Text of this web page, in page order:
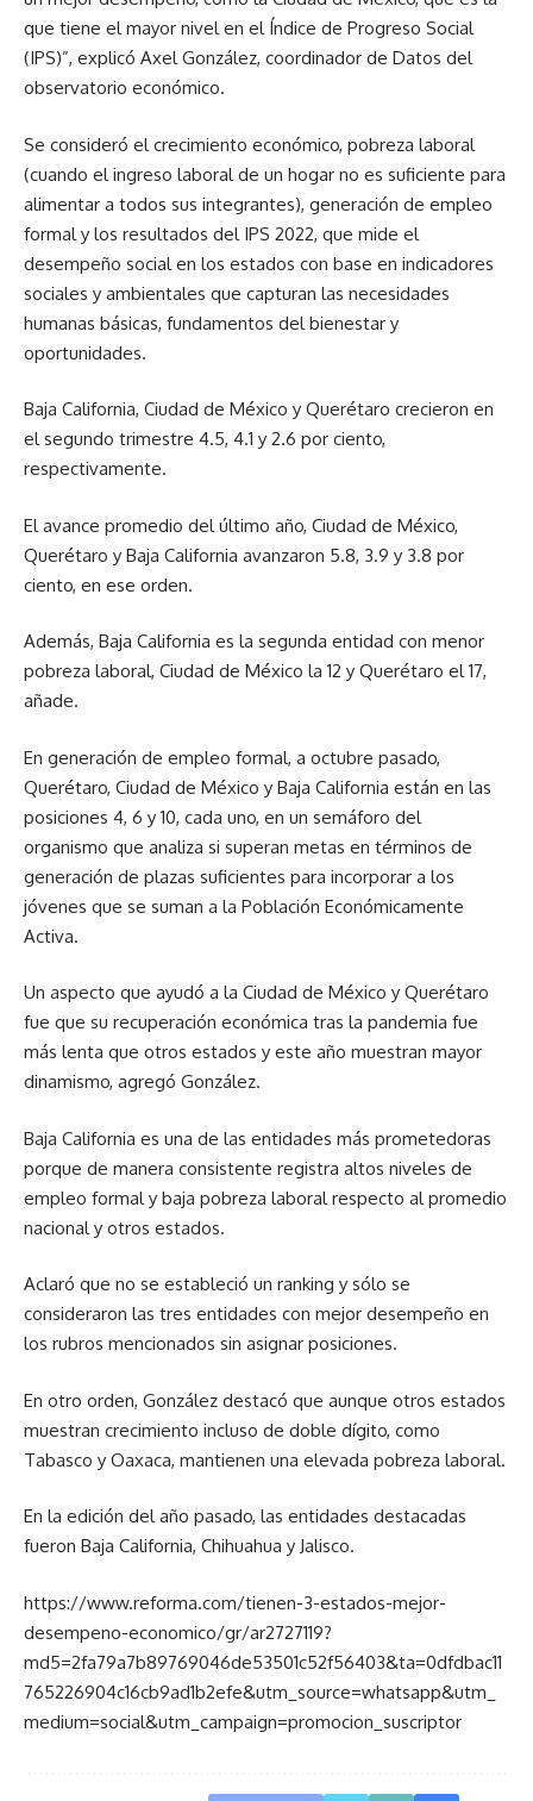
que tiene el mayor nivel en el Índice de Progreso Social
(IPS)”, explicó Axel González, coordinador de Datos del
observatorio económico.
Se consideró el crecimiento económico, pobreza laboral
(cuando el ingreso laboral de un hogar no es suficiente para
alimentar a todos sus integrantes), generación de empleo
formal y los resultados del IPS 2022, que mide el
desempeño social en los estados con base en indicadores
sociales y ambientales que capturan las necesidades
humanas básicas, fundamentos del bienestar y
oportunidades.
Baja California, Ciudad de México y Querétaro crecieron en
el segundo trimestre 4.5, 4.1 y 2.6 por ciento,
respectivamente.
El avance promedio del último año, Ciudad de México,
Querétaro y Baja California avanzaron 5.8, 3.9 y 3.8 por
ciento, en ese orden.
Además, Baja California es la segunda entidad con menor
pobreza laboral, Ciudad de México la 12 y Querétaro el 17,
añade.
En generación de empleo formal, a octubre pasado,
Querétaro, Ciudad de México y Baja California están en las
posiciones 4, 6 y 10, cada uno, en un semáforo del
organismo que analiza si superan metas en términos de
generación de plazas suficientes para incorporar a los
jóvenes que se suman a la Población Económicamente
Activa.
Un aspecto que ayudó a la Ciudad de México y Querétaro
fue que su recuperación económica tras la pandemia fue
más lenta que otros estados y este año muestran mayor
dinamismo, agregó González.
Baja California es una de las entidades más prometedoras
porque de manera consistente registra altos niveles de
empleo formal y baja pobreza laboral respecto al promedio
nacional y otros estados.
Aclaró que no se estableció un ranking y sólo se
consideraron las tres entidades con mejor desempeño en
los rubros mencionados sin asignar posiciones.
En otro orden, González destacó que aunque otros estados
muestran crecimiento incluso de doble dígito, como
Tabasco y Oaxaca, mantienen una elevada pobreza laboral.
En la edición del año pasado, las entidades destacadas
fueron Baja California, Chihuahua y Jalisco.
https://www.reforma.com/tienen-3-estados-mejor-
desempeno-economico/gr/ar2727119?
md5=2fa79a7b89769046de53501c52f56403&ta=0dfdbac11
765226904c16cb9ad1b2efe&utm_source=whatsapp&utm_
medium=social&utm_campaign=promocion_suscriptor